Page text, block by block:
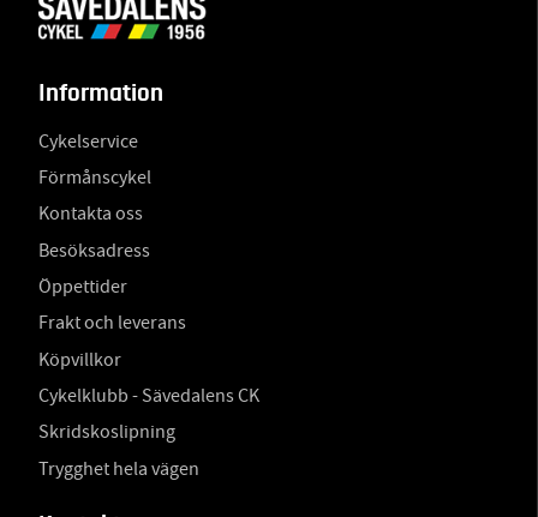
Information
Cykelservice
Förmånscykel
Kontakta oss
Besöksadress
Öppettider
Frakt och leverans
Köpvillkor
Cykelklubb - Sävedalens CK
Skridskoslipning
Trygghet hela vägen